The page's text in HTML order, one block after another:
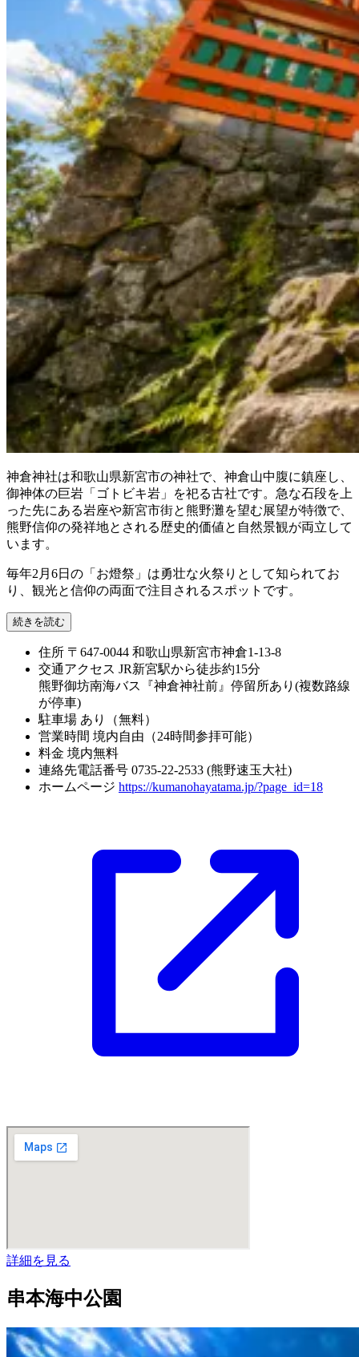
神倉神社は和歌山県新宮市の神社で、神倉山中腹に鎮座し、
御神体の巨岩「ゴトビキ岩」を祀る古社です。急な石段を上
った先にある岩座や新宮市街と熊野灘を望む展望が特徴で、
熊野信仰の発祥地とされる歴史的価値と自然景観が両立して
います。
毎年2月6日の「お燈祭」は勇壮な火祭りとして知られてお
り、観光と信仰の両面で注目されるスポットです。
続きを読む
住所 〒647-0044 和歌山県新宮市神倉1-13-8
交通アクセス JR新宮駅から徒歩約15分
熊野御坊南海バス『神倉神社前』停留所あり(複数路線
が停車)
駐車場 あり（無料）
営業時間 境内自由（24時間参拝可能）
料金 境内無料
連絡先電話番号 0735-22-2533 (熊野速玉大社)
ホームページ https://kumanohayatama.jp/?page_id=18
詳細を見る
串本海中公園